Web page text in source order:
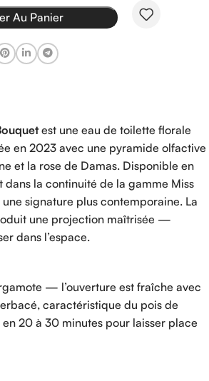
Au Panier
est une eau de toilette florale
en 2023 avec une pyramide olfactive
et la rose de Damas. Disponible en
dans la continuité de la gamme Miss
signature plus contemporaine. La
une projection maîtrisée —
dans l’espace.
— l’ouverture est fraîche avec
caractéristique du pois de
20 à 30 minutes pour laisser place